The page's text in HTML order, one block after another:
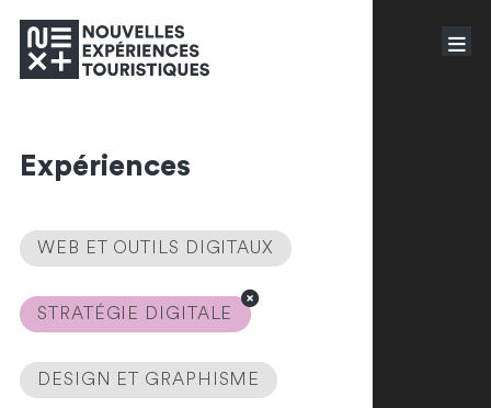
Expériences
WEB ET OUTILS DIGITAUX
STRATÉGIE DIGITALE
DESIGN ET GRAPHISME